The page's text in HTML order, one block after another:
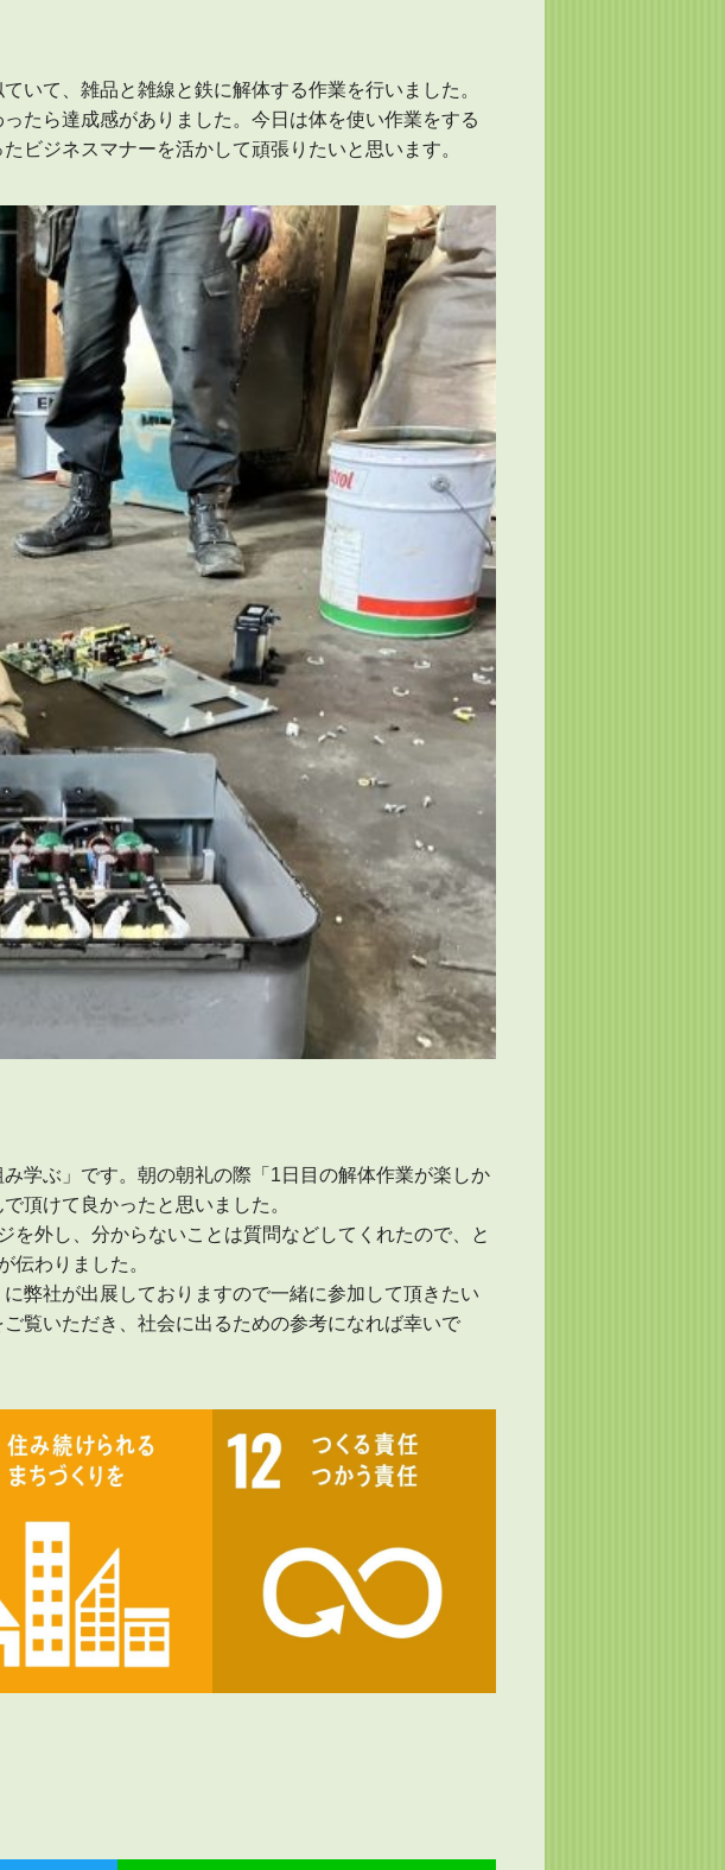
いて、雑品と雑線と鉄に解体する作業を行いました。
たら達成感がありました。今日は体を使い作業をする
ビジネスマナーを活かして頑張りたいと思います。
学ぶ」です。朝の朝礼の際「1日目の解体作業が楽しか
頂けて良かったと思いました。
を外し、分からないことは質問などしてくれたので、と
伝わりました。
弊社が出展しておりますので一緒に参加して頂きたい
覧いただき、社会に出るための参考になれば幸いで